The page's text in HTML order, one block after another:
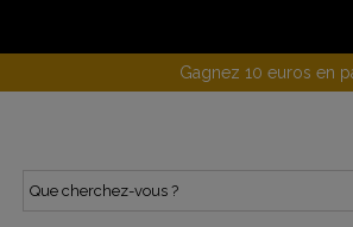
Gagnez 10 euros en